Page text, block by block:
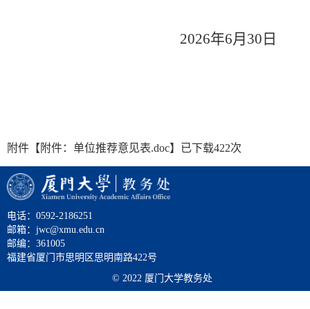
2026年6月 30 日
附件【 附件：单位推荐意见表.doc】已下载422次
电话：0592-2186251
邮箱：jwc@xmu.edu.cn
邮编：361005
福建省厦门市思明区思明南路422号
© 2022 厦门大学教务处